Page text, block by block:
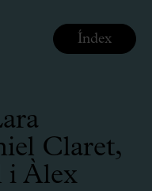
Claret,
i Àlex
Índex